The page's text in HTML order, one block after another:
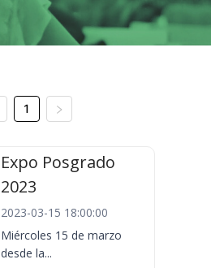
1
Expo Posgrado
2023
2023-03-15 18:00:00
Miércoles 15 de marzo
desde la...